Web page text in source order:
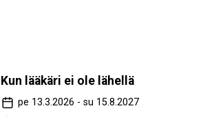
Kun lääkäri ei ole lähellä
pe 13.3.2026 - su 15.8.2027